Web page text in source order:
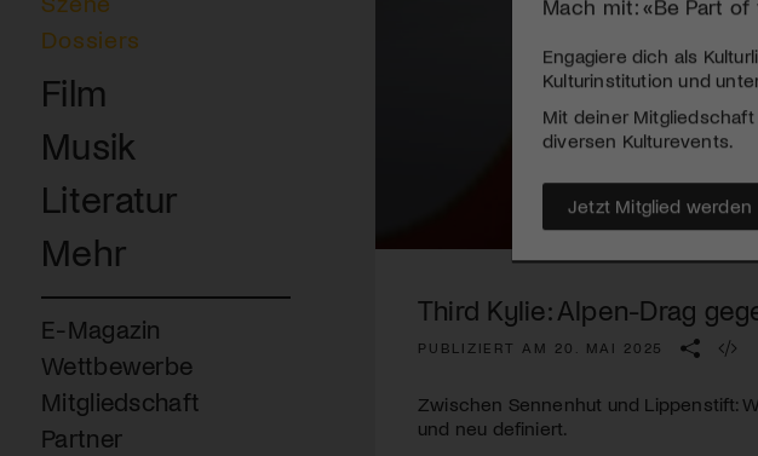
Dossiers
Film
Musik
Literatur
Mehr
E-Magazin
Wettbewerbe
Mitgliedschaft
Partner
Third Kylie: Alpen-Drag
PUBLIZIERT AM 20. MAI 2025
Zwischen Sennenhut und Lippenstift:
und neu definiert.
Mach mit: «Be Part of
Engagiere dich als
Kulturinstitution und
Mit deiner
diversen Kulturevents.
Jetzt Mitglied werden